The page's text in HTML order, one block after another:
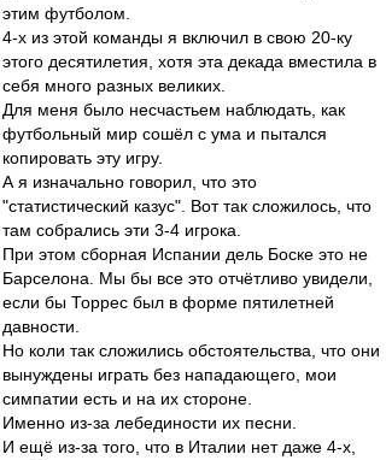
этим футболом.
4-х из этой команды я включил в свою 20-ку
этого десятилетия, хотя эта декада вместила в
себя много разных великих.
Для меня было несчастьем наблюдать, как
футбольный мир сошёл с ума и пытался
копировать эту игру.
А я изначально говорил, что это
"статистический казус". Вот так сложилось, что
там собрались эти 3-4 игрока.
При этом сборная Испании дель Боске это не
Барселона. Мы бы все это отчётливо увидели,
если бы Торрес был в форме пятилетней
давности.
Но коли так сложились обстоятельства, что они
вынуждены играть без нападающего, мои
симпатии есть и на их стороне.
Именно из-за лебединости их песни.
И ещё из-за того, что в Италии нет даже 4-х,